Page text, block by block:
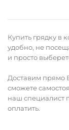
Купить грядку в
удобно, не
и просто
Доставим прямо
сможете
наш специалист
оплатить.